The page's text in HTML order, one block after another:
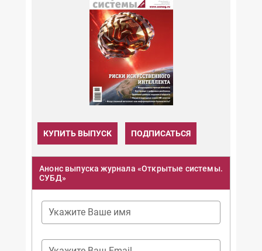
КУПИТЬ ВЫПУСК ПОДПИСАТЬСЯ
Анонс выпуска журнала «Открытые системы.
СУБД»
Укажите Ваше имя